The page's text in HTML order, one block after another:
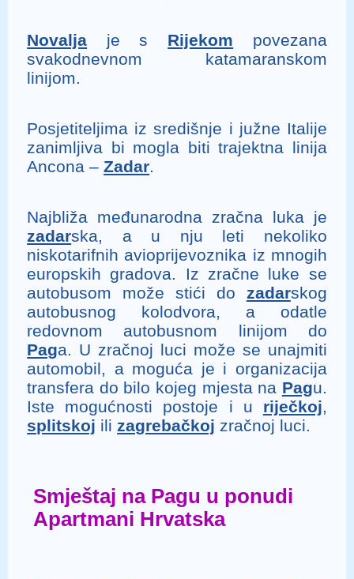
Novalja je s Rijekom povezana
svakodnevnom katamaranskom
linijom.
Posjetiteljima iz središnje i južne Italije
zanimljiva bi mogla biti trajektna linija
Ancona –Zadar.
Najbliža međunarodna zračna luka je
zadarska, a u nju leti nekoliko
niskotarifnih avioprijevoznika iz mnogih
europskih gradova. Iz zračne luke se
autobusom može stići do zadarskog
autobusnog kolodvora, a odatle
redovnom autobusnom linijom do
Paga. U zračnoj luci može se unajmiti
automobil, a moguća je i organizacija
transfera do bilo kojeg mjesta na Pagu.
Iste mogućnosti postoje i u riječkoj,
splitskoj ilizagrebačkoj zračnoj luci.
Smještaj na Pagu u ponudi
Apartmani Hrvatska